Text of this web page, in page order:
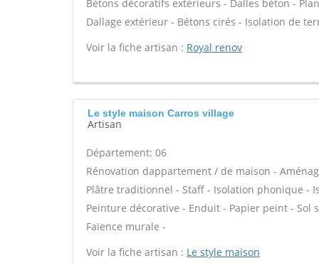
Bétons décoratifs extérieurs - Dalles béton -
Dallage extérieur - Bétons cirés - Isolation de
Voir la fiche artisan : Royal renov
Le style maison Carros village
Artisan
Département: 06
Rénovation dappartement / de maison -
Plâtre traditionnel - Staff - Isolation phonique -
Peinture décorative - Enduit - Papier peint - Sol
Faïence murale -
Voir la fiche artisan : Le style maison